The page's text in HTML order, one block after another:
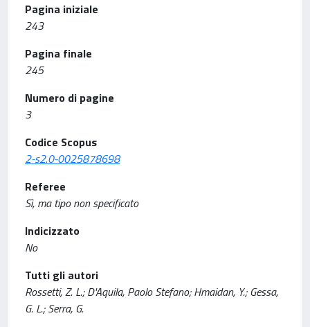
Pagina iniziale
243
Pagina finale
245
Numero di pagine
3
Codice Scopus
2-s2.0-0025878698
Referee
Sì, ma tipo non specificato
Indicizzato
No
Tutti gli autori
Rossetti, Z. L.; D'Aquila, Paolo Stefano; Hmaidan, Y.; Gessa,
G. L.; Serra, G.